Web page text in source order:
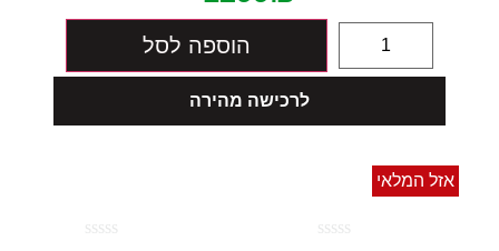
הוספה לסל
לרכישה מהירה
אזל המלאי